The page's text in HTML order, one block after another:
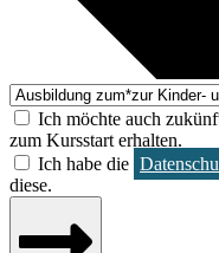
Ich möchte auch
zum Kursstart erhalten.
Ich habe die
diese.